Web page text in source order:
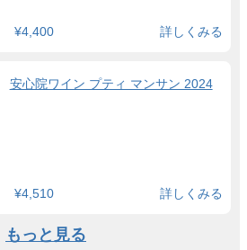
¥4,400 詳しくみる
安心院ワイン プティ マンサン 2024
¥4,510 詳しくみる
もっと見る